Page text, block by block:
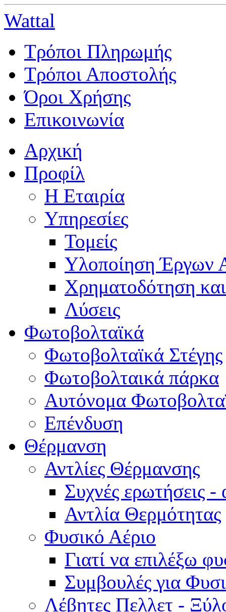
Wattal
Τρόποι Πληρωμής
Τρόποι Αποστολής
Όροι Χρήσης
Επικοινωνία
Αρχική
Προφίλ
Η Εταιρία
Υπηρεσίες
Τομείς
Υλοποίηση Έργων
Χρηματοδότηση
Λύσεις
Φωτοβολταϊκά
Φωτοβολταϊκά Στέγης
Φωτοβολταικά πάρκα
Αυτόνομα
Επένδυση
Θέρμανση
Αντλίες Θέρμανσης
Συχνές ερωτήσεις -
Αντλία Θερμότητας
Φυσικό Αέριο
Γιατί να επιλέξω
Συμβουλές για
Λέβητες Πελλετ -